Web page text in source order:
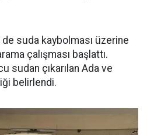
suda kaybolması üzerine
çalışması başlattı.
sudan çıkarılan Ada ve
belirlendi.